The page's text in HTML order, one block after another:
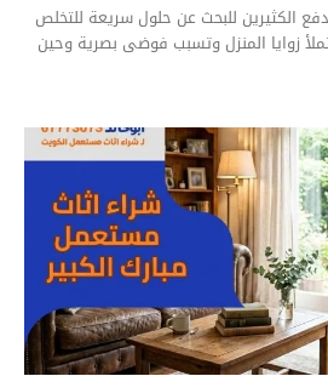
الكثيرين للبحث عن حلول سريعة للتخلص
زوايا المنزل وتسبب فوضى بصرية وحين